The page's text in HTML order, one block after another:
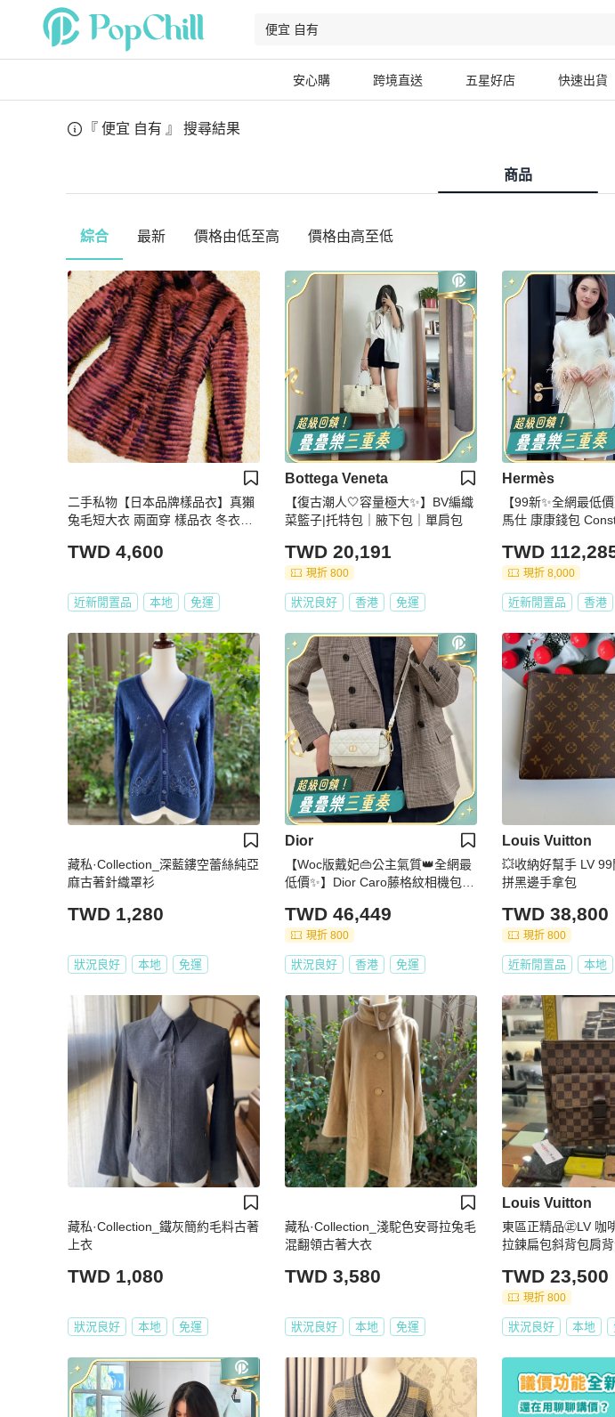
安心購 跨境直送 五星好店 快速出貨
『 便宜 自有 』 搜尋結果
商品
綜合 最新 價格由低至高 價格由高至低
二手私物【日本品牌樣品衣】真獺
兔毛短大衣 兩面穿 樣品衣 冬衣夏
TWD 4,600
近新閒置品 本地 免運
Bottega Veneta
【復古潮人🤍容量極大✨】BV編織
菜籃子|托特包｜腋下包｜單肩包
TWD 20,191
現折 800
狀況良好 香港 免運
Hermès
【99新✨全網最低
馬仕 康康錢包
TWD
現折 8,000
近新閒置品 香港
藏私·Collection_深藍鏤空蕾絲純亞
麻古著針織罩衫
TWD 1,280
狀況良好 本地 免運
Dior
【Woc版戴妃👜公主氣質👑全網最
低價✨】Dior Caro藤格紋相機包
TWD 46,449
現折 800
狀況良好 香港 免運
Louis Vuitton
💥收納好幫手 LV
拼黑邊手拿包
TWD 38,800
現折 800
近新閒置品 本地
藏私·Collection_鐵灰簡約毛料古著
上衣
TWD 1,080
狀況良好 本地 免運
藏私·Collection_淺駝色安哥拉兔毛
混翻領古著大衣
TWD 3,580
狀況良好 本地 免運
Louis Vuitton
東區正精品㊣LV 咖
拉鍊扁包斜背包肩
TWD 23,500
現折 800
狀況良好 本地